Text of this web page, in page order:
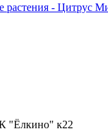
"Ёлкино" к22